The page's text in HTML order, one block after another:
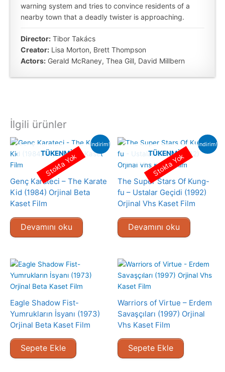
warning system and tries to convince residents of a
nearby town that a deadly twister is approaching.
Director: Tibor Takács
Creator: Lisa Morton, Brett Thompson
Actors: Gerald McRaney, Thea Gill, David Millbern
İlgili ürünler
indirim!
TÜKENMIŞ
Genç Karateci – The Karate
Kid (1984) Orjinal Beta
Kaset Film
Devamını oku
Stokta Yok
indirim!
TÜKENMIŞ
The Super Stars Of Kung-
fu – Ustalar Geçidi (1992)
Orjinal Vhs Kaset Film
Devamını oku
Stokta Yok
Eagle Shadow Fist-
Yumrukların İsyanı (1973)
Orjinal Beta Kaset Film
Sepete Ekle
Warriors of Virtue – Erdem
Savaşçıları (1997) Orjinal
Vhs Kaset Film
Sepete Ekle